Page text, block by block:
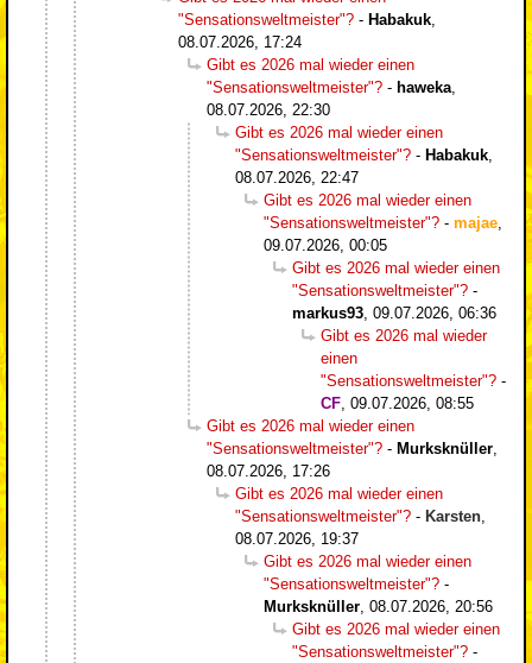
"Sensationsweltmeister"? - Habakuk
08.07.2026, 17:24
Gibt es 2026 mal wieder einen
"Sensationsweltmeister"? - haweka
08.07.2026, 22:30
Gibt es 2026 mal wieder einen
"Sensationsweltmeister"? - Habakuk
08.07.2026, 22:47
Gibt es 2026 mal wieder einen
"Sensationsweltmeister"? - majae
09.07.2026, 00:05
Gibt es 2026 mal wieder einen
"Sensationsweltmeister"? -
markus93 09.07.2026, 06:36
Gibt es 2026 mal wieder
einen
"Sensationsweltmeister"? -
CF 09.07.2026, 08:55
Gibt es 2026 mal wieder einen
"Sensationsweltmeister"? - Murksknüller
08.07.2026, 17:26
Gibt es 2026 mal wieder einen
"Sensationsweltmeister"? - Karsten
08.07.2026, 19:37
Gibt es 2026 mal wieder einen
"Sensationsweltmeister"? -
Murksknüller 08.07.2026, 20:56
Gibt es 2026 mal wieder einen
"Sensationsweltmeister"? -